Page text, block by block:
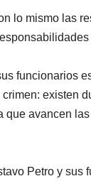
lo mismo las
funcionarios
existen
que avancen
Petro y sus